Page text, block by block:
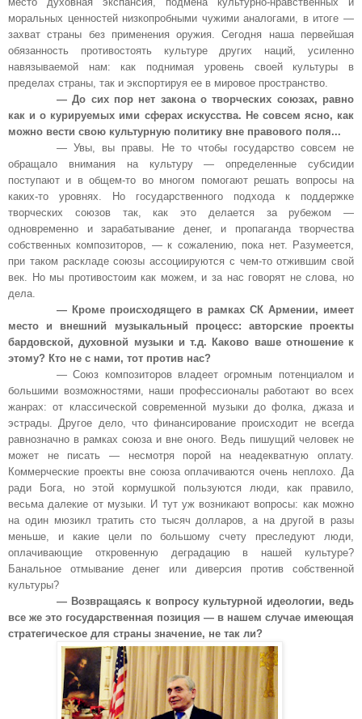
моральных ценностей низкопробными чужими аналогами, в итоге —
захват страны без применения оружия. Сегодня наша первейшая
обязанность противостоять культуре других наций, усиленно
навязываемой нам: как поднимая уровень своей культуры в
пределах страны, так и экспортируя ее в мировое пространство.
— До сих пор нет закона о творческих союзах, равно
как и о курируемых ими сферах искусства. Не совсем ясно, как
можно вести свою культурную политику вне правового поля...
— Увы, вы правы. Не то чтобы государство совсем не
обращало внимания на культуру — определенные субсидии
поступают и в общем-то во многом помогают решать вопросы на
каких-то уровнях. Но государственного подхода к поддержке
творческих союзов так, как это делается за рубежом —
одновременно и зарабатывание денег, и пропаганда творчества
собственных композиторов, — к сожалению, пока нет. Разумеется,
при таком раскладе союзы ассоциируются с чем-то отжившим свой
век. Но мы противостоим как можем, и за нас говорят не слова, но
дела.
— Кроме происходящего в рамках СК Армении, имеет
место и внешний музыкальный процесс: авторские проекты
бардовской, духовной музыки и т.д. Каково ваше отношение к
этому? Кто не с нами, тот против нас?
— Союз композиторов владеет огромным потенциалом и
большими возможностями, наши профессионалы работают во всех
жанрах: от классической современной музыки до фолка, джаза и
эстрады. Другое дело, что финансирование происходит не всегда
равнозначно в рамках союза и вне оного. Ведь пишущий человек не
может не писать — несмотря порой на неадекватную оплату.
Коммерческие проекты вне союза оплачиваются очень неплохо. Да
ради Бога, но этой кормушкой пользуются люди, как правило,
весьма далекие от музыки. И тут уж возникают вопросы: как можно
на один мюзикл тратить сто тысяч долларов, а на другой в разы
меньше, и какие цели по большому счету преследуют люди,
оплачивающие откровенную деградацию в нашей культуре?
Банальное отмывание денег или диверсия против собственной
культуры?
— Возвращаясь к вопросу культурной идеологии, ведь
все же это государственная позиция — в нашем случае имеющая
стратегическое для страны значение, не так ли?